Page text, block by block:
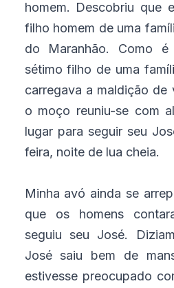
homem. Descobriu que
filho homem de uma
do Maranhão. Como
sétimo filho de uma
carregava a maldição de
o moço reuniu-se com
lugar para seguir seu
feira, noite de lua cheia.
Minha avó ainda se
que os homens
seguiu seu José.
José saiu bem de
estivesse preocupado